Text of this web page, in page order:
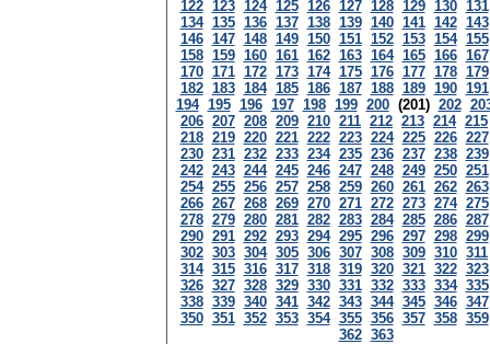
122 123 124 125 126 127 128 129 130 131
134 135 136 137 138 139 140 141 142 143
146 147 148 149 150 151 152 153 154 155
158 159 160 161 162 163 164 165 166 167
170 171 172 173 174 175 176 177 178 179
182 183 184 185 186 187 188 189 190 191
194 195 196 197 198 199 200 (201) 202
206 207 208 209 210 211 212 213 214 215
218 219 220 221 222 223 224 225 226 227
230 231 232 233 234 235 236 237 238 239
242 243 244 245 246 247 248 249 250 251
254 255 256 257 258 259 260 261 262 263
266 267 268 269 270 271 272 273 274 275
278 279 280 281 282 283 284 285 286 287
290 291 292 293 294 295 296 297 298 299
302 303 304 305 306 307 308 309 310 311
314 315 316 317 318 319 320 321 322 323
326 327 328 329 330 331 332 333 334 335
338 339 340 341 342 343 344 345 346 347
350 351 352 353 354 355 356 357 358 359
362 363